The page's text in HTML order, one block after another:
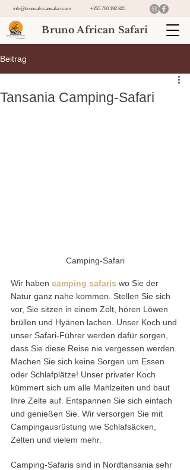
info@brunoafricansafari.com +255 760 192 825
Bruno African Safari
Beitrag
Tansania Camping-Safari
Camping-Safari
Wir haben camping safaris wo Sie der
Natur ganz nahe kommen. Stellen Sie sich
vor, Sie sitzen in einem Zelt, hören Löwen
brüllen und Hyänen lachen. Unser Koch und
unser Safari-Führer werden dafür sorgen,
dass Sie diese Reise nie vergessen werden.
Machen Sie sich keine Sorgen um Essen
oder Schlafplätze! Unser privater Koch
kümmert sich um alle Mahlzeiten und baut
Ihre Zelte auf. Entspannen Sie sich einfach
und genießen Sie. Wir versorgen Sie mit
Campingausrüstung wie Schlafsäcken,
Zelten und vielem mehr.
Camping-Safaris sind in Nordtansania sehr